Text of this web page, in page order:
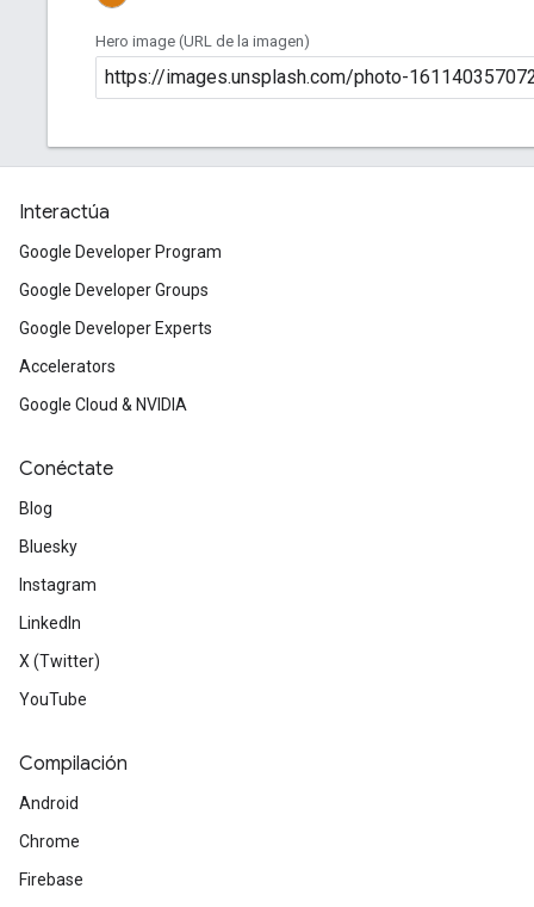
Interactúa
Google Developer Program
Google Developer Groups
Google Developer Experts
Accelerators
Google Cloud & NVIDIA
Conéctate
Blog
Bluesky
Instagram
LinkedIn
X (Twitter)
YouTube
Compilación
Android
Chrome
Firebase